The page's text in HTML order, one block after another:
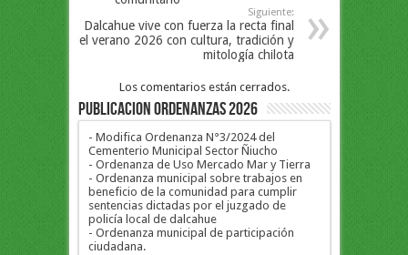
Siguiente:
Dalcahue vive con fuerza la recta final
del verano 2026 con cultura, tradición y
mitología chilota
Los comentarios están cerrados.
PUBLICACION ORDENANZAS 2026
- Modifica Ordenanza N°3/2024 del
Cementerio Municipal Sector Ñiucho
- Ordenanza de Uso Mercado Mar y Tierra
- Ordenanza municipal sobre trabajos en
beneficio de la comunidad para cumplir
sentencias dictadas por el juzgado de
policía local de dalcahue
- Ordenanza municipal de participación
ciudadana.